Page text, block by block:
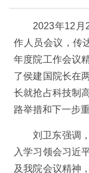
2023年12月
作人员会议，传
年度院工作会议
了侯建国院长在
长就抢占科技制
路举措和下一步
刘卫东强调
入学习领会习近
及我院会议精神